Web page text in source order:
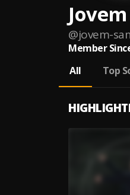
@jovem-
Member
All
Top